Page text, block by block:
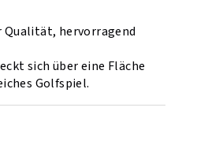
Qualität, hervorragend
sich über eine Fläche
Golfspiel.